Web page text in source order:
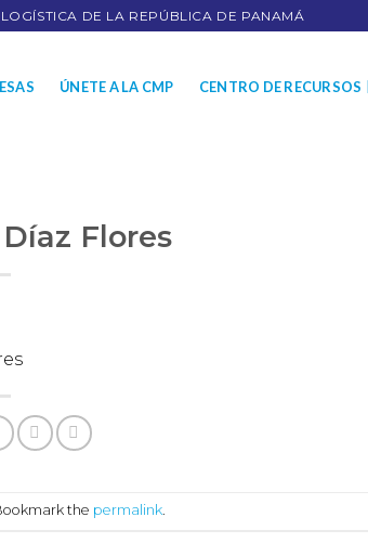
DE LA REPÚBLICA DE PANAMÁ
ÚNETE A LA CMP CENTRO DE RECURSOS
Flores
the permalink.